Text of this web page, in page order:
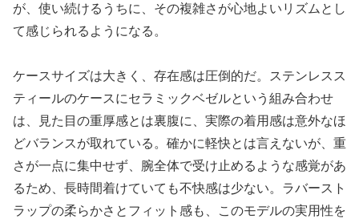
が、使い続けるうちに、その複雑さが心地よいリズムとし
て感じられるようになる。
ケースサイズは大きく、存在感は圧倒的だ。ステンレスス
ティールのケースにセラミックベゼルという組み合わせ
は、見た目の重厚感とは裏腹に、実際の着用感は意外なほ
どバランスが取れている。確かに軽快とは言えないが、重
さが一点に集中せず、腕全体で受け止めるような感覚があ
るため、長時間着けていても不快感は少ない。ラバースト
ラップの柔らかさとフィット感も、このモデルの実用性を